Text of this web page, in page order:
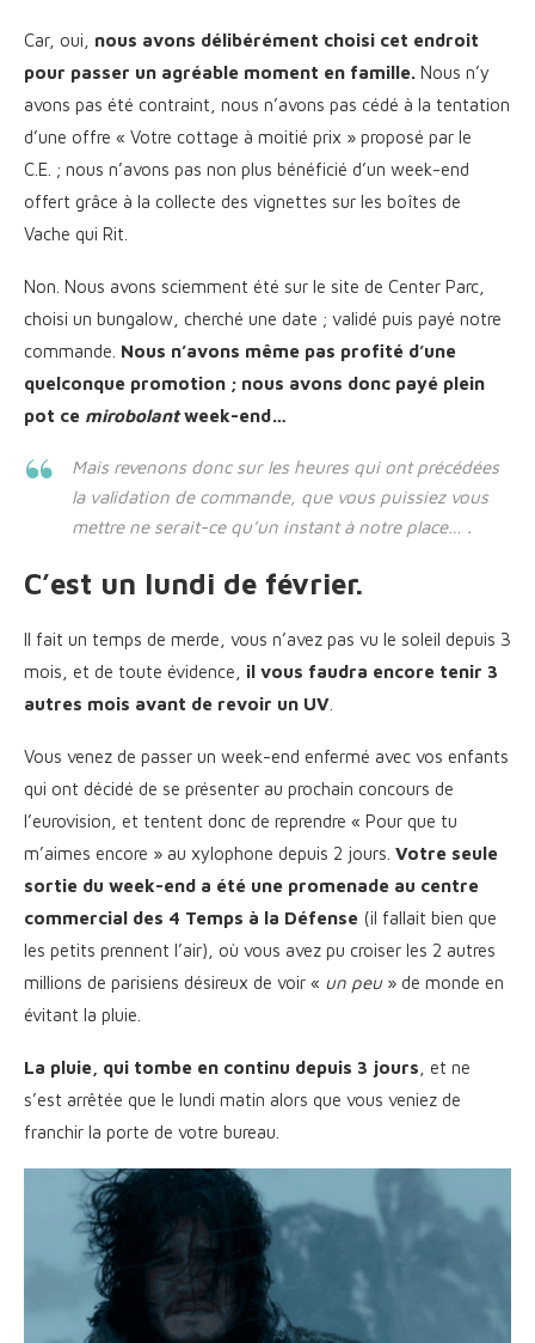
Car, oui, nous avons délibérément choisi cet endroit
pour passer un agréable moment en famille. Nous n’y
avons pas été contraint, nous n’avons pas cédé à la tentation
d’une offre « Votre cottage à moitié prix » proposé par le
C.E. ; nous n’avons pas non plus bénéficié d’un week-end
offert grâce à la collecte des vignettes sur les boîtes de
Vache qui Rit.
Non. Nous avons sciemment été sur le site de Center Parc,
choisi un bungalow, cherché une date ; validé puis payé notre
commande. Nous n’avons même pas profité d’une
quelconque promotion ; nous avons donc payé plein
pot ce mirobolantweek-end…
Mais revenons donc sur les heures qui ont précédées
la validation de commande, que vous puissiez vous
mettre ne serait-ce qu’un instant à notre place… .
C’est un lundi de février.
Il fait un temps de merde, vous n’avez pas vu le soleil depuis 3
mois, et de toute évidence, il vous faudra encore tenir 3
autres mois avant de revoir un UV.
Vous venez de passer un week-end enfermé avec vos enfants
qui ont décidé de se présenter au prochain concours de
l’eurovision, et tentent donc de reprendre « Pour que tu
m’aimes encore » au xylophone depuis 2 jours. Votre seule
sortie du week-end a été une promenade au centre
commercial des 4 Temps à la Défense (il fallait bien que
les petits prennent l’air), où vous avez pu croiser les 2 autres
millions de parisiens désireux de voir « un peu» de monde en
évitant la pluie.
La pluie, qui tombe en continu depuis 3 jours, et ne
s’est arrêtée que le lundi matin alors que vous veniez de
franchir la porte de votre bureau.